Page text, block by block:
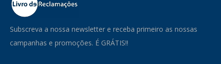
Subscreva a nossa newsletter e receba primeiro as nossas
campanhas e promoções. É GRÁTIS!!